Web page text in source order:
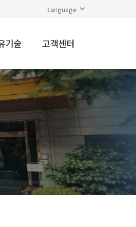
Language
기술 고객센터